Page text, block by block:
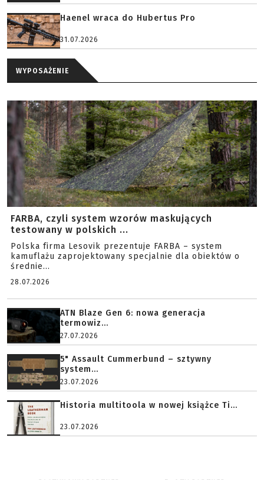
Haenel wraca do Hubertus Pro
31.07.2026
WYPOSAŻENIE
FARBA, czyli system wzorów maskujących
testowany w polskich ...
Polska firma Lesovik prezentuje FARBA – system
kamuflażu zaprojektowany specjalnie dla obiektów o
średnie...
28.07.2026
ATN Blaze Gen 6: nowa generacja
termowiz...
27.07.2026
5" Assault Cummerbund – sztywny
system...
23.07.2026
Historia multitoola w nowej książce Ti...
23.07.2026